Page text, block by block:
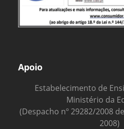
Apoio
Estabelecimento de
Ministério da
(Despacho nº 29282/2008
2008)